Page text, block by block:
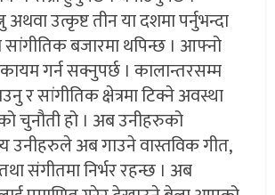
अथवा उत्कृष्ट तीन या दशमा पर्नुभन्दा
बजारमा थपिन्छ । आफ्नो
गर्न सक्नुपर्छ । कालान्तरसम्म
र सांगीतिक क्षेत्रमा टिक्ने अवस्था
चुनौती हो । अब उनीहरुको
उनीहरुले अब गाउने वास्तविक गीत,
संगीतमा निर्भर रहन्छ । अब